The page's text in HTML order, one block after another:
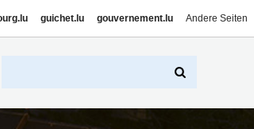
guichet.lu gouvernement.lu Andere Seiten